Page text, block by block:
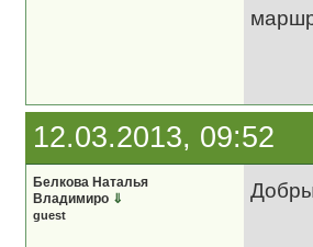
12.03.2013, 09:52
Белкова Наталья
Владимиро ⇓
guest